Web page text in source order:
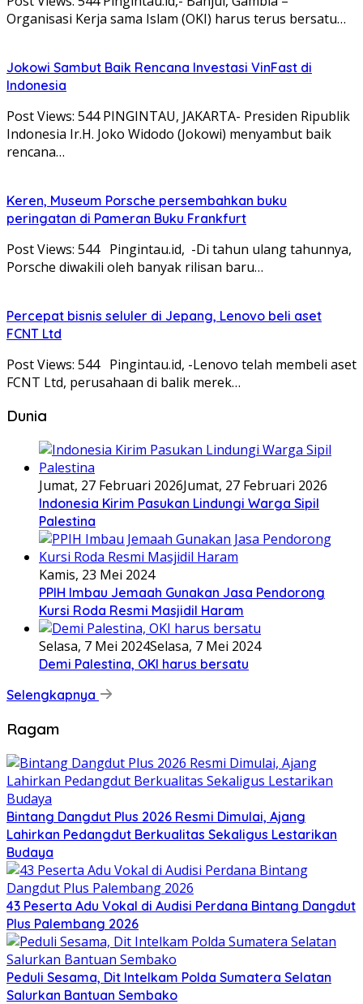
Organisasi Kerja sama Islam (OKI) harus terus bersatu…
Jokowi Sambut Baik Rencana Investasi VinFast di
Indonesia
Post Views: 544 PINGINTAU, JAKARTA- Presiden Ripublik
Indonesia Ir.H. Joko Widodo (Jokowi) menyambut baik
rencana…
Keren, Museum Porsche persembahkan buku
peringatan di Pameran Buku Frankfurt
Post Views: 544 Pingintau.id, -Di tahun ulang tahunnya,
Porsche diwakili oleh banyak rilisan baru…
Percepat bisnis seluler di Jepang, Lenovo beli aset
FCNT Ltd
Post Views: 544 Pingintau.id, -Lenovo telah membeli aset
FCNT Ltd, perusahaan di balik merek…
Dunia
Jumat, 27 Februari 2026Jumat, 27 Februari 2026
Indonesia Kirim Pasukan Lindungi Warga Sipil
Palestina
Kamis, 23 Mei 2024
PPIH Imbau Jemaah Gunakan Jasa Pendorong
Kursi Roda Resmi Masjidil Haram
Selasa, 7 Mei 2024Selasa, 7 Mei 2024
Demi Palestina, OKI harus bersatu
Selengkapnya
Ragam
Bintang Dangdut Plus 2026 Resmi Dimulai, Ajang
Lahirkan Pedangdut Berkualitas Sekaligus Lestarikan
Budaya
43 Peserta Adu Vokal di Audisi Perdana Bintang Dangdut
Plus Palembang 2026
Peduli Sesama, Dit Intelkam Polda Sumatera Selatan
Salurkan Bantuan Sembako